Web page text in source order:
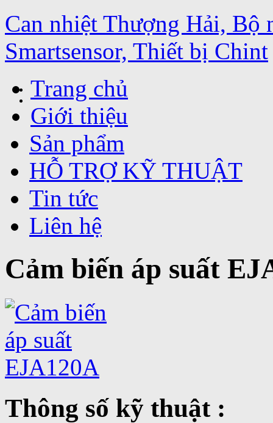
Can nhiệt Thượng Hải, Bộ
Smartsensor, Thiết bị Chint
Trang chủ
Giới thiệu
Sản phẩm
HỖ TRỢ KỸ THUẬT
Tin tức
Liên hệ
Cảm biến áp suất
Thông số kỹ thuật :